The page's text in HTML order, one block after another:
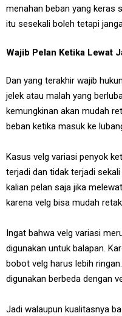
menahan beban yang keras
itu sesekali boleh tetapi
Wajib Pelan Ketika Lewat
Dan yang terakhir wajib
jelek atau malah yang
kemungkinan akan mudah
beban ketika masuk ke
Kasus velg variasi penyok
terjadi dan tidak terjadi
kalian pelan saja jika
karena velg bisa mudah
Ingat bahwa velg variasi
digunakan untuk balapan.
bobot velg harus lebih
digunakan berbeda dengan
Jadi walaupun kualitasnya